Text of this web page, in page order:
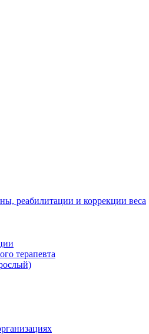
реабилитации и коррекции веса
терапевта